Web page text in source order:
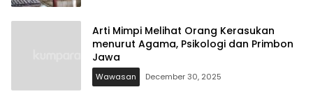
Arti Mimpi Melihat Orang Kerasukan
menurut Agama, Psikologi dan Primbon
Jawa
Wawasan December 30, 2025